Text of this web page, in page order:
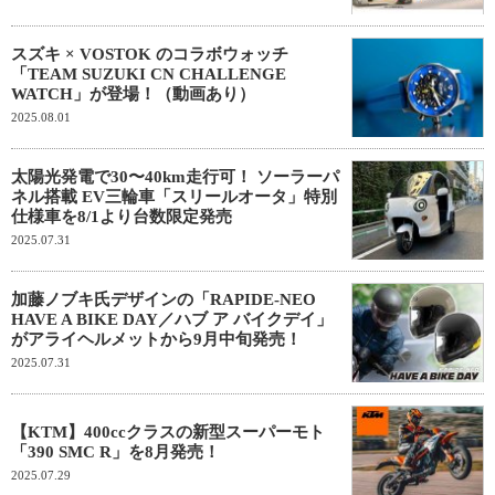
スズキ × VOSTOK のコラボウォッチ
「TEAM SUZUKI CN CHALLENGE
WATCH」が登場！（動画あり）
2025.08.01
太陽光発電で30〜40km走行可！ ソーラーパ
ネル搭載 EV三輪車「スリールオータ」特別
仕様車を8/1より台数限定発売
2025.07.31
加藤ノブキ氏デザインの「RAPIDE-NEO
HAVE A BIKE DAY／ハブ ア バイクデイ」
がアライヘルメットから9月中旬発売！
2025.07.31
【KTM】400ccクラスの新型スーパーモト
「390 SMC R」を8月発売！
2025.07.29